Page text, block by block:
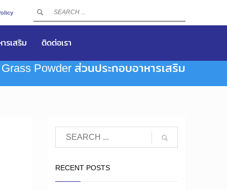
รเสริม ติดต่อเรา
Powder ส่วนประกอบอาหารเสริม
RECENT POSTS